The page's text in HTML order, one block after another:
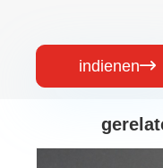
indienen